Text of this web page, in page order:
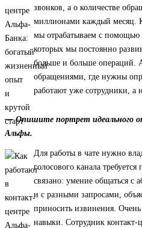
звонков, а о количестве
миллионами каждый месяц.
мы отрабатываем с
которых мы постоянно
больше и больше
обращениями, где нужны
работают уже сотрудники, а
— Опишите портрет идеального
Альфы.
Для работы в чате нужно
голосового канала
связано: умение общаться с
и с разными запросами,
приносить извинения.
навыки. Сотрудник контакт-